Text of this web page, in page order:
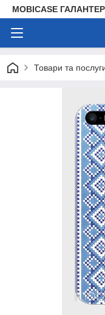
MOBICASE
Товари та